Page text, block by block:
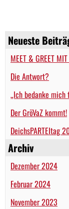
Neueste
MEET & GREET
Die Antwort?
„Ich bedanke
Der GröVaZ kommt!
DeichsPARTEItag
Archiv
Dezember 2024
Februar 2024
November 2023